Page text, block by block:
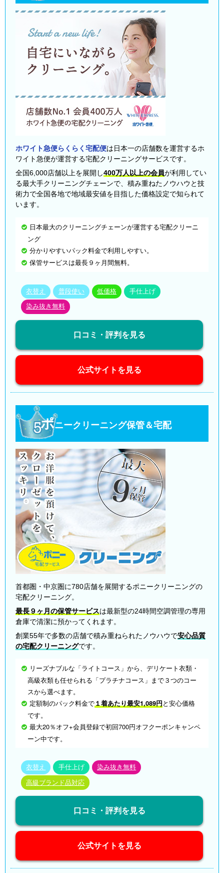
ホワイト急便らくらく宅配便は日本一の店舗数を運営するホ
ワイト急便が運営する宅配クリーニングサービスです。
全国6,000店舗以上を展開し400万人以上の会員が利用してい
る最大手クリーニングチェーンで、積み重ねたノウハウと技
術力で全国各地で地域最安値を目指した価格設定で知られて
います。
日本最大のクリーニングチェーンが運営する宅配クリーニ
ング
分かりやすいパック料金で利用しやすい。
保管サービスは最長９ヶ月間無料。
衣替え 普段使い 低価格 手仕上げ
染み抜き無料
口コミ・評判を見る
公式サイトを見る
ポニークリーニング保管＆宅配
首都圏・中京圏に780店舗を展開するポニークリーニングの
宅配クリーニング。
最長９ヶ月の保管サービスは最新型の24時間空調管理の専用
倉庫で清潔に預かってくれます。
創業55年で多数の店舗で積み重ねられたノウハウで安心品質
の宅配クリーニングです。
リーズナブルな「ライトコース」から、デリケート衣類・
高級衣類も任せられる「プラチナコース」まで３つのコー
スから選べます。
定額制のパック料金で１着あたり最安1,089円と安心価格
です。
最大20％オフ+会員登録で初回700円オフクーポンキャンペ
ーン中です。
衣替え 手仕上げ 染み抜き無料
高級ブランド品対応
口コミ・評判を見る
公式サイトを見る